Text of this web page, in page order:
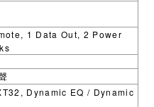
1 Data Out, 2 Power
Dynamic EQ / Dynamic